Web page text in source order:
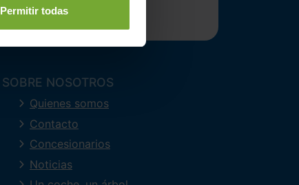
Permitir todas
SOBRE NOSOTROS
Quienes somos
Contacto
Concesionarios
Noticias